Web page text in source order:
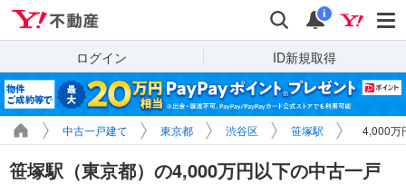
検索 通知
i
ログイン ID新規取得
中古一戸建て 東京都 渋谷区 笹塚駅 4,000万
笹塚駅（東京都）の4,000万円以下の中古一戸